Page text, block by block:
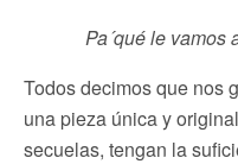
Pa´qué le vamos
Todos decimos que nos
una pieza única y
secuelas, tengan la